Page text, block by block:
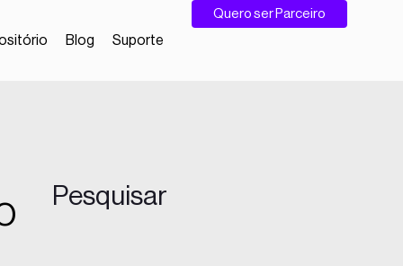
Blog Suporte
Quero ser Parceiro
Pesquisar